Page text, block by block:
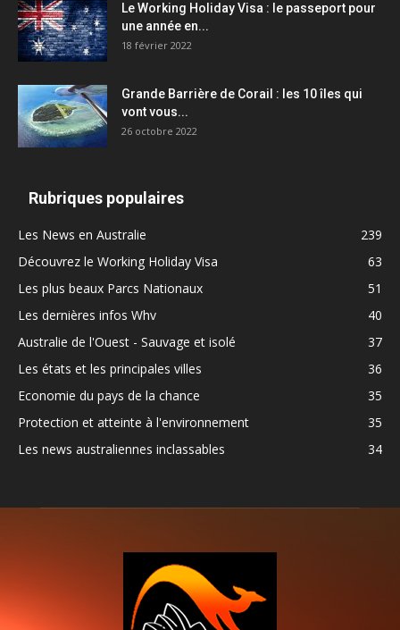
Le Working Holiday Visa : le passeport pour
une année en...
18 février 2022
Grande Barrière de Corail : les 10 îles qui
vont vous...
26 octobre 2022
Rubriques populaires
Les News en Australie
239
Découvrez le Working Holiday Visa
63
Les plus beaux Parcs Nationaux
51
Les dernières infos Whv
40
Australie de l'Ouest - Sauvage et isolé
37
Les états et les principales villes
36
Economie du pays de la chance
35
Protection et atteinte à l'environnement
35
Les news australiennes inclassables
34